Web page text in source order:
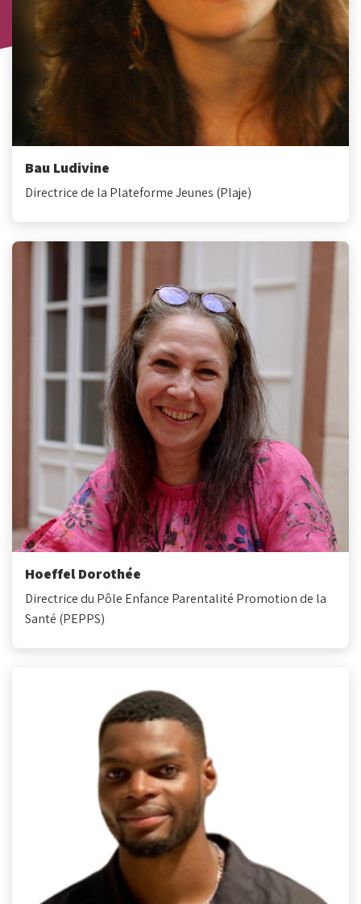
Bau Ludivine
Directrice de la Plateforme Jeunes (Plaje)
Hoeffel Dorothée
Directrice du Pôle Enfance Parentalité Promotion de la
Santé (PEPPS)